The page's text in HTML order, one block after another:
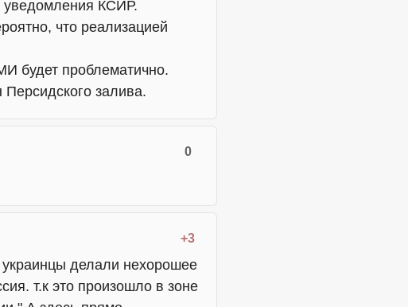
уведомления КСИР.
что реализацией
будет проблематично.
Персидского залива.
0
+3
украинцы делали нехорошее
т.к это произошло в зоне